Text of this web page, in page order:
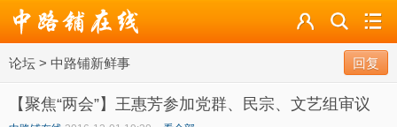
论坛 > 中路铺新鲜事 回复
【聚焦“两会”】王惠芳参加党群、民宗、文艺组审议
标签